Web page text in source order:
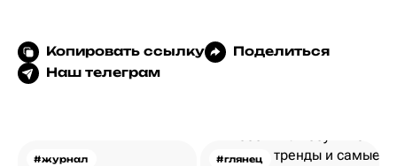
Копировать ссылку
Поделиться
Наш телеграм
#журнал #глянец